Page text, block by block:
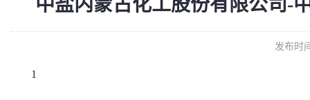
中盐内蒙古化工股份有限公司-
发布时
1